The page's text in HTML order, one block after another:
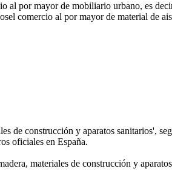
al por mayor de mobiliario urbano, es
el comercio al por mayor de material de
de construcción y aparatos sanitarios',
oficiales en España.
materiales de construcción y